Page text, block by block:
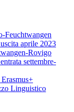
Feuchtwangen
aprile 2023
Rovigo
settembre-
Linguistico